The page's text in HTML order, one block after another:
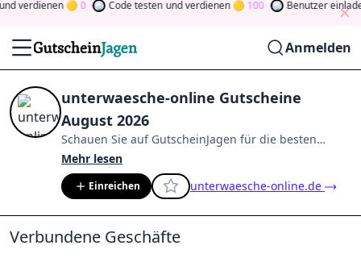
verdienen 0 Code testen und verdienen 100 Benutzer
Anmelden
unterwaesche-online Gutscheine
August 2026
Schauen Sie auf GutscheinJagen für die besten
unterwaesche-online
2026.Werden Sie Mitglied der Community
verdienen Sie Tokens, indem Sie durch Abstimmen,
Testen, Teilen und mehr beitragen.
Glücksklee und gewinnen Sie Geld
Mehr lesen
Einreichen unterwaesche-online.de
Verbundene Geschäfte